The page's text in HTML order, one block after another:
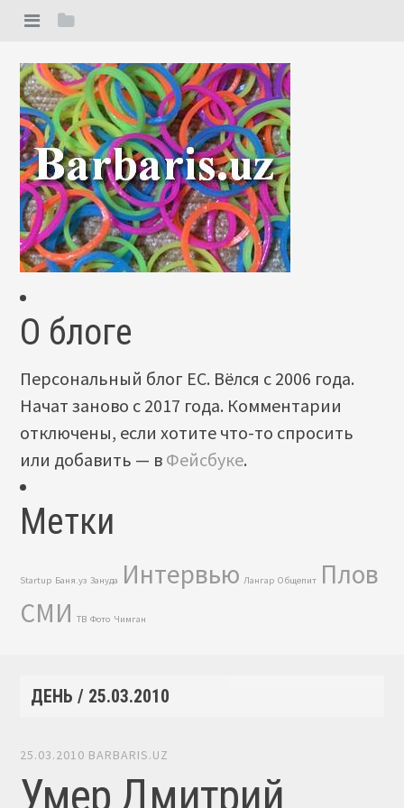
О блоге
Персональный блог ЕС. Вёлся с 2006 года.
Начат заново с 2017 года. Комментарии
отключены, если хотите что-то спросить
или добавить — в Фейсбуке.
Метки
Startup Баня.уз Зануда Интервью Лангар Общепит Плов
СМИ ТВ Фото Чимган
ДЕНЬ / 25.03.2010
25.03.2010 BARBARIS.UZ
Умер Дмитрий